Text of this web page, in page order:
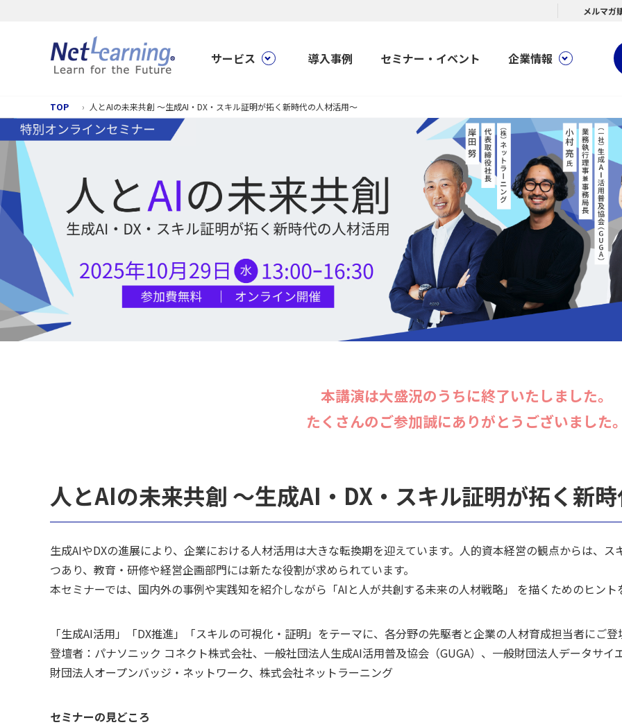
メルマガ
サービス 導入事例 セミナー・イベント 企業情報
TOP 人とAIの未来共創 ～生成AI・DX・スキル証明が拓く新時代の人材活用～
本講演は大盛況のうちに終了いたしました。
たくさんのご参加誠にありがとうございました
人とAIの未来共創 ～生成AI・DX・スキル証明が拓く新
生成AIやDXの進展により、企業における人材活用は大きな転換期を迎えています。人的資本経営の観点からは、
つあり、教育・研修や経営企画部門には新たな役割が求められています。
本セミナーでは、国内外の事例や実践知を紹介しながら「AIと人が共創する未来の人材戦略」 を描くためのヒント
「生成AI活用」「DX推進」「スキルの可視化・証明」をテーマに、各分野の先駆者と企業の人材育成担当者にご
登壇者：パナソニック コネクト株式会社、一般社団法人生成AI活用普及協会（GUGA）、一般財団法人データサ
財団法人オープンバッジ・ネットワーク、株式会社ネットラーニング
セミナーの見どころ